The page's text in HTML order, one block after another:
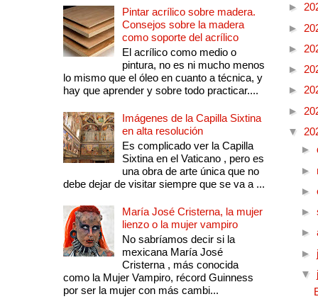
Pintar acrílico sobre madera.
Consejos sobre la madera
como soporte del acrílico
El acrílico como medio o
pintura, no es ni mucho menos
lo mismo que el óleo en cuanto a técnica, y
hay que aprender y sobre todo practicar....
Imágenes de la Capilla Sixtina
en alta resolución
Es complicado ver la Capilla
Sixtina en el Vaticano , pero es
una obra de arte única que no
debe dejar de visitar siempre que se va a ...
María José Cristerna, la mujer
lienzo o la mujer vampiro
No sabríamos decir si la
mexicana María José
Cristerna , más conocida
como la Mujer Vampiro, récord Guinness
por ser la mujer con más cambi...
►
►
►
►
►
►
▼
►
►
►
►
►
►
▼